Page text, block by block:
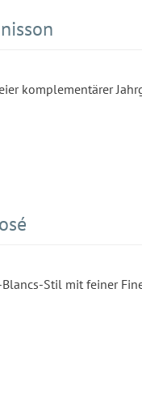
komplementärer
Stil mit feiner